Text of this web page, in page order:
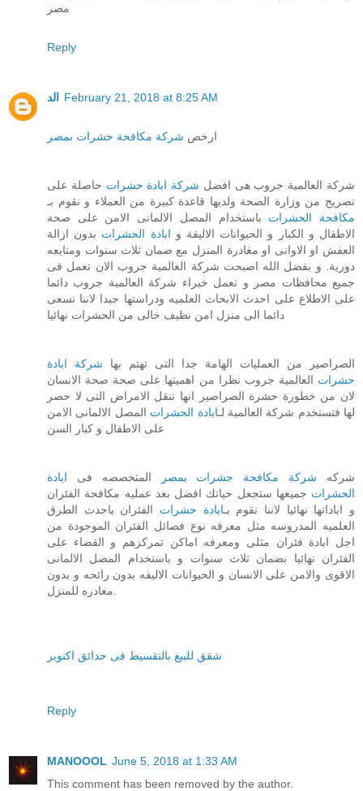
مصر
Reply
الد February 21, 2018 at 8:25 AM
ارخص شركة مكافحة حشرات بمصر
شركة العالمية جروب هى افضل شركة ابادة حشرات حاصلة على
تصريح من وزارة الصحة ولديها قاعدة كبيرة من العملاء و نقوم بـ
مكافحة الحشرات باستخدام المصل الالمانى الامن على صحة
الاطفال و الكبار و الحيوانات الاليفة و ابادة الحشرات بدون ازالة
العفش او الاوانى او مغادرة المنزل مع ضمان ثلاث سنوات ومتابعه
دورية. و بفضل الله اصبحت شركة العالمية جروب الان تعمل فى
جميع محافظات مصر و تعمل خبراء شركة العالمية جروب دائما
على الاطلاع على احدث الابحاث العلميه ودراستها جيدا لاننا نسعى
دائما الى منزل امن نظيف خالى من الحشرات نهائيا
الصراصير من العمليات الهامة جدا التى تهتم بها شركة ابادة
حشرات العالمية جروب نظرا من اهميتها على صحة صحة الانسان
لان من خطورة حشرة الصراصير انها تنقل الامراض التى لا حصر
لها فتستخدم شركة العالمية لـابادة الحشرات المصل الالمانى الامن
على الاطفال و كبار السن
شركه شركة مكافحة حشرات بمصر المتخصصه فى ابادة
الحشرات جميعها ستجعل حياتك افضل بعد عمليه مكافحة الفئران
و اباداتها نهائيا لاننا نقوم بـابادة حشرات الفئران باحدث الطرق
العلميه المدروسه مثل معرفه نوع فصائل الفئران الموجودة من
اجل ابادة فئران مثلى ومعرفه اماكن تمركزهم و القضاء على
الفئران نهائيا بضمان ثلاث سنوات و باستخدام المصل الالمانى
الاقوى والامن على الانسان و الحيوانات الاليفه بدون رائحه و بدون
شقق للبيع بالتقسيط فى حدائق اكتوبر
Reply
MANOOOL June 5, 2018 at 1:33 AM
This comment has been removed by the author.